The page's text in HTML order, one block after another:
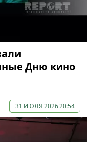
Дню кино
31 ИЮЛЯ 2026 20:54